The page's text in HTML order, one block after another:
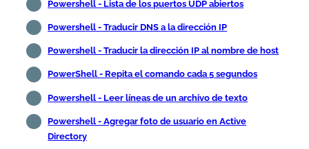
Powershell - Lista de los puertos UDP abiertos
Powershell - Traducir DNS a la dirección IP
Powershell - Traducir la dirección IP al nombre de host
PowerShell - Repita el comando cada 5 segundos
Powershell - Leer líneas de un archivo de texto
Powershell - Agregar foto de usuario en Active
Directory